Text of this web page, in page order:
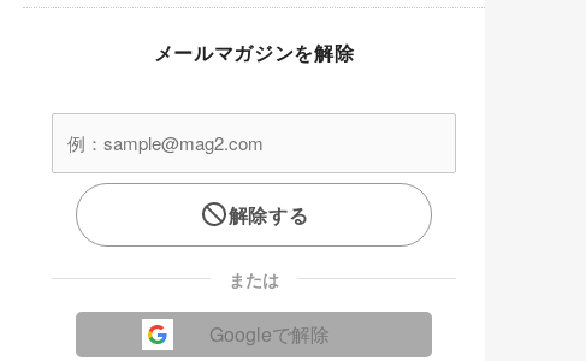
メールマガジンを解除
解除する
または
Googleで解除